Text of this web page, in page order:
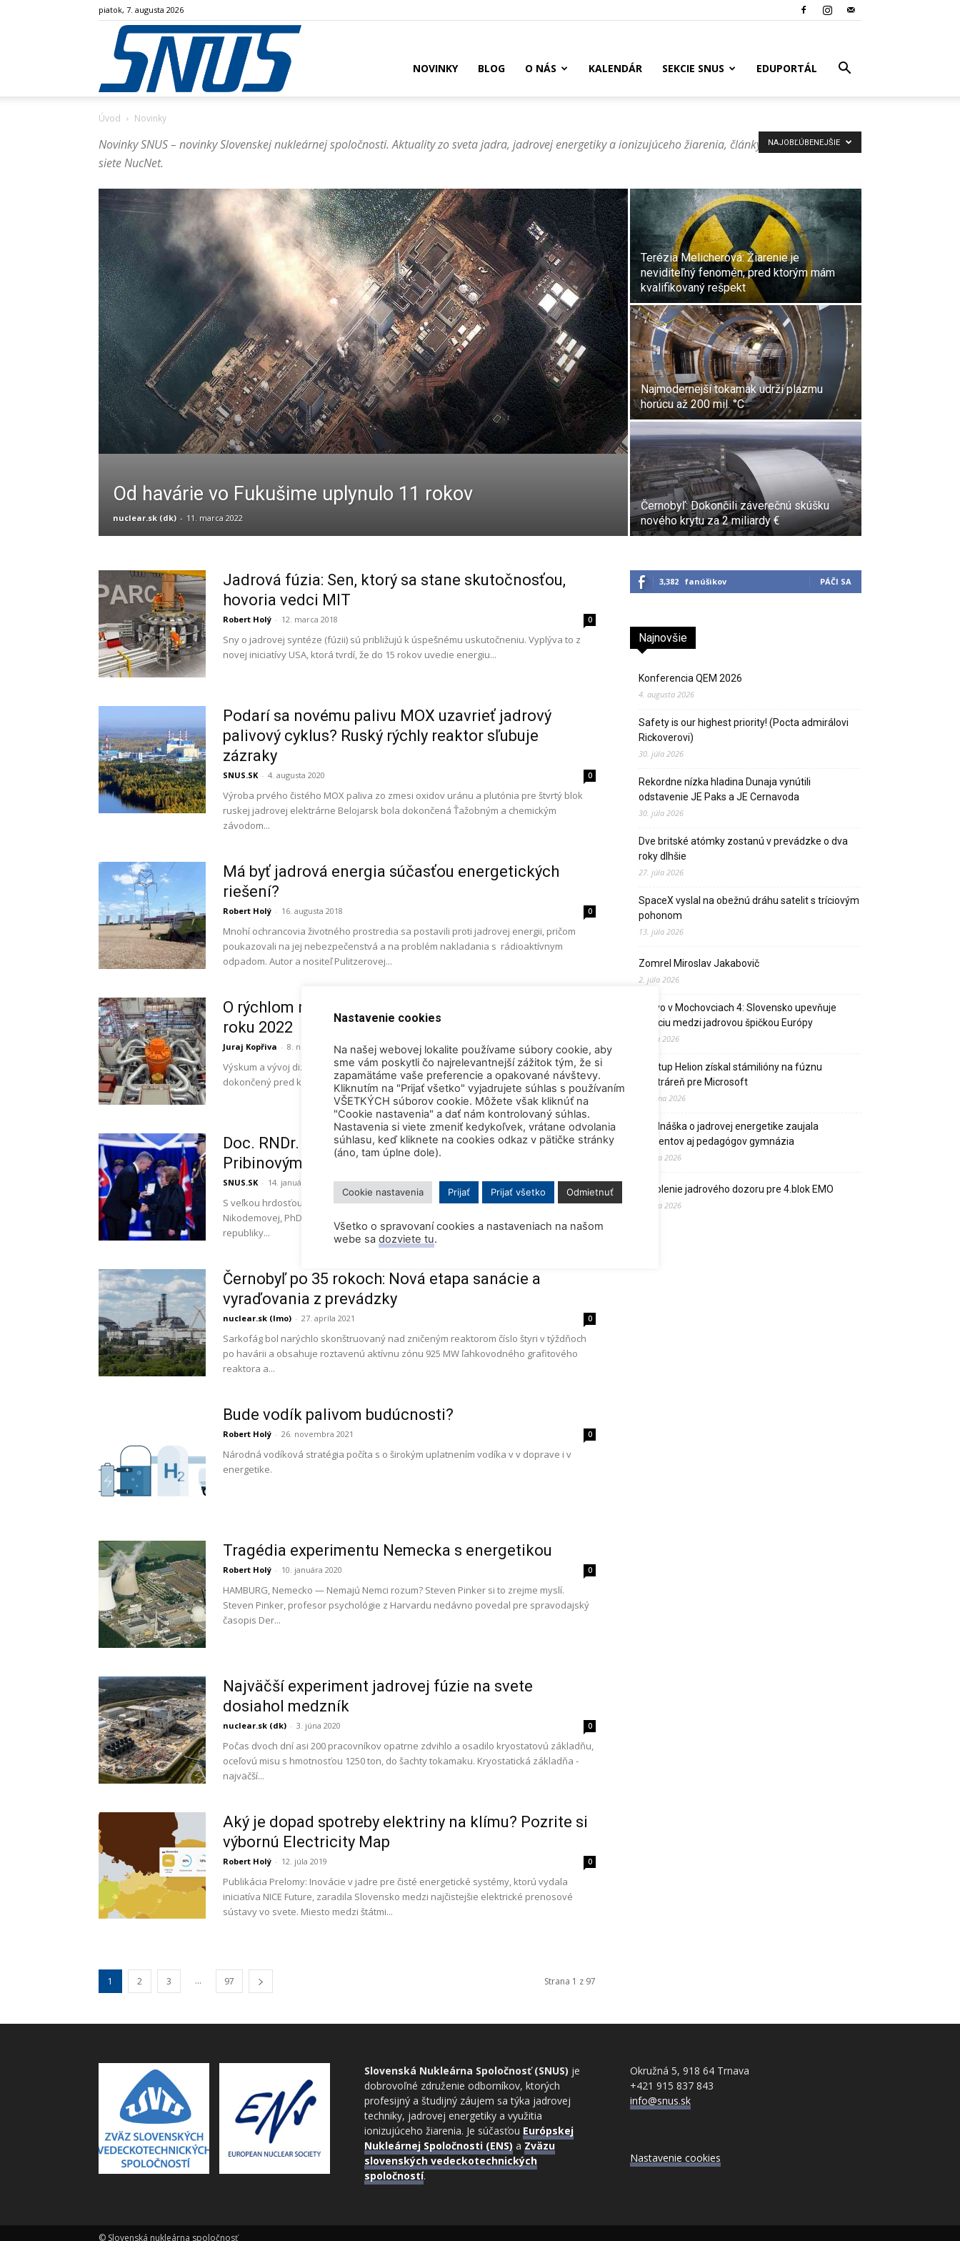
piatok, 7. augusta 2026
NOVINKY BLOG O NÁS KALENDÁR SEKCIE SNUS EDUPORTÁL
Úvod Novinky
Novinky SNUS – novinky Slovenskej nukleárnej spoločnosti. Aktuality zo sveta jadra, jadrovej energetiky a ionizujúceho žiarenia, články zo
siete NucNet.
NAJOBĽÚBENEJŠIE
Od havárie vo Fukušime uplynulo 11 rokov
nuclear.sk (dk) - 11. marca 2022
Terézia Melicherová: Žiarenie je
neviditeľný fenomén, pred ktorým mám
kvalifikovaný rešpekt
Najmodernejší tokamak udrží plazmu
horúcu až 200 mil. °C
Černobyľ: Dokončili záverečnú skúšku
nového krytu za 2 miliardy €
Jadrová fúzia: Sen, ktorý sa stane skutočnosťou,
hovoria vedci MIT
Robert Holý - 12. marca 2018 0
Sny o jadrovej syntéze (fúzii) sú približujú k úspešnému uskutočneniu. Vyplýva to z
novej iniciatívy USA, ktorá tvrdí, že do 15 rokov uvedie energiu...
Podarí sa novému palivu MOX uzavrieť jadrový
palivový cyklus? Ruský rýchly reaktor sľubuje
zázraky
SNUS.SK - 4. augusta 2020 0
Výroba prvého čistého MOX paliva zo zmesi oxidov uránu a plutónia pre štvrtý blok
ruskej jadrovej elektrárne Belojarsk bola dokončená Ťažobným a chemickým
závodom...
Má byť jadrová energia súčasťou energetických
riešení?
Robert Holý - 16. augusta 2018 0
Mnohí ochrancovia životného prostredia sa postavili proti jadrovej energii, pričom
poukazovali na jej nebezpečenstvá a na problém nakladania s rádioaktívnym
odpadom. Autor a nositeľ Pulitzerovej...
O rýchlom reaktore BN-1200 chcú rozhodnúť až v
roku 2022
Juraj Kopřiva - 8. novembra 2019
Výskum a vývoj dizajnu ruského rýchleho množivého reaktora BN-1200 by mal byť
dokončený pred koncom roka 2021 a v roku 2022 sa štátna jadrová...
Doc. RNDr. Denisa Nikodemová, PhD. ocenená
Pribinovým krížom I. triedy
SNUS.SK - 14. januára 2026 0
S veľkou hrdosťou a úprimnou radosťou oznamujeme, že pani doc. RNDr. Denise
Nikodemovej, PhD. – významnej vedkyni a pedagogičke - udelil prezident Slovenskej
republiky...
Černobyľ po 35 rokoch: Nová etapa sanácie a
vyraďovania z prevádzky
nuclear.sk (lmo) - 27. apríla 2021 0
Sarkofág bol narýchlo skonštruovaný nad zničeným reaktorom číslo štyri v týždňoch
po havárii a obsahuje roztavenú aktívnu zónu 925 MW ľahkovodného grafitového
reaktora a...
Bude vodík palivom budúcnosti?
Robert Holý - 26. novembra 2021 0
Národná vodíková stratégia počíta s o širokým uplatnením vodíka v v doprave i v
energetike.
Tragédia experimentu Nemecka s energetikou
Robert Holý - 10. januára 2020 0
HAMBURG, Nemecko — Nemajú Nemci rozum? Steven Pinker si to zrejme myslí.
Steven Pinker, profesor psychológie z Harvardu nedávno povedal pre spravodajský
časopis Der...
Najväčší experiment jadrovej fúzie na svete
dosiahol medzník
nuclear.sk (dk) - 3. júna 2020 0
Počas dvoch dní asi 200 pracovníkov opatrne zdvihlo a osadilo kryostatovú základňu,
oceľovú misu s hmotnosťou 1250 ton, do šachty tokamaku. Kryostatická základňa -
najväčší...
Aký je dopad spotreby elektriny na klímu? Pozrite si
výbornú Electricity Map
Robert Holý - 12. júla 2019 0
Publikácia Prelomy: Inovácie v jadre pre čisté energetické systémy, ktorú vydala
iniciatíva NICE Future, zaradila Slovensko medzi najčistejšie elektrické prenosové
sústavy vo svete. Miesto medzi štátmi...
1 2 3 ... 97 Strana 1 z 97
3,382 fanúšikov PÁČI SA
Najnovšie
Konferencia QEM 2026
4. augusta 2026
Safety is our highest priority! (Pocta admirálovi
Rickoverovi)
30. júla 2026
Rekordne nízka hladina Dunaja vynútili
odstavenie JE Paks a JE Cernavoda
30. júla 2026
Dve britské atómky zostanú v prevádzke o dva
roky dlhšie
27. júla 2026
SpaceX vyslal na obežnú dráhu satelit s tríciovým
pohonom
13. júla 2026
Zomrel Miroslav Jakabovič
2. júla 2026
Palivo v Mochovciach 4: Slovensko upevňuje
pozíciu medzi jadrovou špičkou Európy
2. júla 2026
Startup Helion získal stámilióny na fúznu
elektráreň pre Microsoft
15. júna 2026
Prednáška o jadrovej energetike zaujala
študentov aj pedagógov gymnázia
9. júna 2026
Povolenie jadrového dozoru pre 4.blok EMO
9. júna 2026
Slovenská Nukleárna Spoločnosť (SNUS) je
dobrovoľné združenie odborníkov, ktorých
profesijný a študijný záujem sa týka jadrovej
techniky, jadrovej energetiky a využitia
ionizujúceho žiarenia. Je súčasťou Európskej
Nukleárnej Spoločnosti (ENS) a Zväzu
slovenských vedeckotechnických
spoločností.
Okružná 5, 918 64 Trnava
+421 915 837 843
info@snus.sk
Nastavenie cookies
© Slovenská nukleárna spoločnosť
Nastavenie cookies
Na našej webovej lokalite používame súbory cookie, aby
sme vám poskytli čo najrelevantnejší zážitok tým, že si
zapamätáme vaše preferencie a opakované návštevy.
Kliknutím na "Prijať všetko" vyjadrujete súhlas s používaním
VŠETKÝCH súborov cookie. Môžete však kliknúť na
"Cookie nastavenia" a dať nám kontrolovaný súhlas.
Nastavenia si viete zmeniť kedykoľvek, vrátane odvolania
súhlasu, keď kliknete na cookies odkaz v pätičke stránky
(áno, tam úplne dole).
Cookie nastavenia Prijať Prijať všetko Odmietnuť
Všetko o spravovaní cookies a nastaveniach na našom
webe sa dozviete tu.